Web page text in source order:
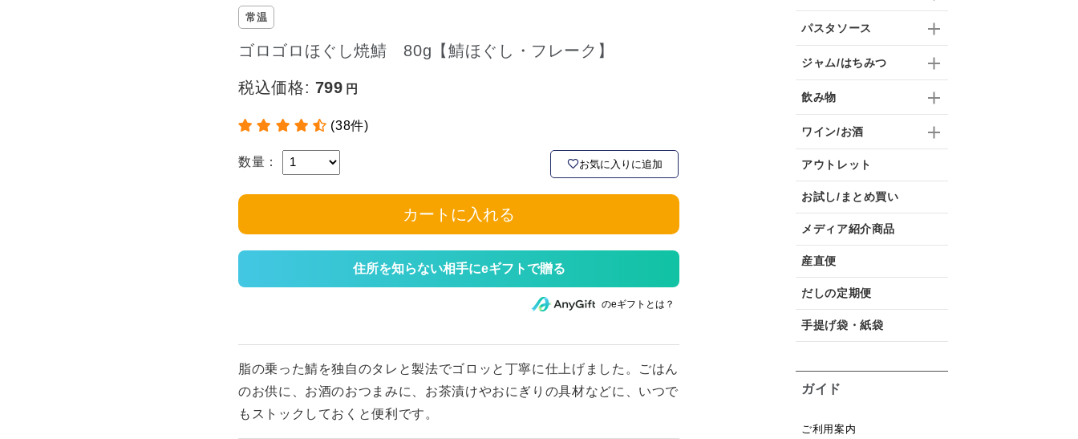
常温
ゴロゴロほぐし焼鯖 80g【鯖ほぐし・フレーク】
税込価格: 799
(38件)
数量： お気に入りに追加
カートに入れる
住所を知らない相手にeギフトで贈る
のeギフトとは？
脂の乗った鯖を独自のタレと製法でゴロッと丁寧に仕上げました。ごはん
のお供に、お酒のおつまみに、お茶漬けやおにぎりの具材などに、いつで
もストックしておくと便利です。
パスタソース
ジャム/はちみつ
飲み物
ワイン/お酒
アウトレット
お試し/まとめ買い
メディア紹介商品
産直便
だしの定期便
手提げ袋・紙袋
ガイド
ご利用案内